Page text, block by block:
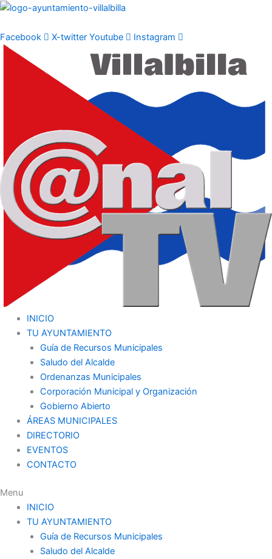
Ir
contenido
Facebook X-twitter Youtube Instagram
INICIO
TU AYUNTAMIENTO
Guía de Recursos Municipales
Saludo del Alcalde
Ordenanzas Municipales
Corporación Municipal y Organización
Gobierno Abierto
ÁREAS MUNICIPALES
DIRECTORIO
EVENTOS
CONTACTO
Menu
INICIO
TU AYUNTAMIENTO
Guía de Recursos Municipales
Saludo del Alcalde